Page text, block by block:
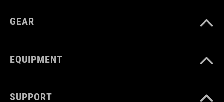
GEAR
EQUIPMENT
SUPPORT